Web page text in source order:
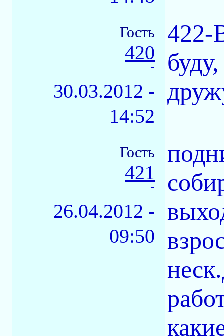
Гость
420
-
30.03.2012 -
14:52
422-
Гость
421
-
26.04.2012 -
09:50